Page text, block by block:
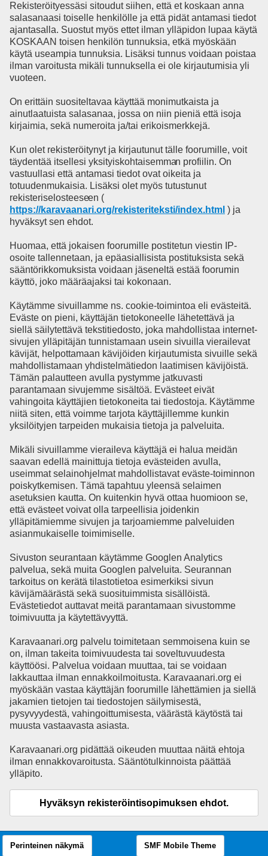
Rekisteröityessäsi sitoudut siihen, että et koskaan anna
salasanaasi toiselle henkilölle ja että pidät antamasi tiedot
ajantasalla. Suostut myös ettet ilman ylläpidon lupaa käytä
KOSKAAN toisen henkilön tunnuksia, etkä myöskään
käytä useampia tunnuksia. Lisäksi tunnus voidaan poistaa
ilman varoitusta mikäli tunnuksella ei ole kirjautumisia yli
vuoteen.
On erittäin suositeltavaa käyttää monimutkaista ja
ainutlaatuista salasanaa, jossa on niin pieniä että isoja
kirjaimia, sekä numeroita ja/tai erikoismerkkejä.
Kun olet rekisteröitynyt ja kirjautunut tälle foorumille, voit
täydentää itsellesi yksityiskohtaisemman profiilin. On
vastuullasi että antamasi tiedot ovat oikeita ja
totuudenmukaisia. Lisäksi olet myös tutustunut
rekisteriselosteeseen (
https://karavaanari.org/rekisteriteksti/index.html ) ja
hyväksyt sen ehdot.
Huomaa, että jokaisen foorumille postitetun viestin IP-
osoite tallennetaan, ja epäasiallisista postituksista sekä
sääntörikkomuksista voidaan jäseneltä estää foorumin
käyttö, joko määräajaksi tai kokonaan.
Käytämme sivuillamme ns. cookie-toimintoa eli evästeitä.
Eväste on pieni, käyttäjän tietokoneelle lähetettävä ja
siellä säilytettävä tekstitiedosto, joka mahdollistaa internet-
sivujen ylläpitäjän tunnistamaan usein sivuilla vierailevat
kävijät, helpottamaan kävijöiden kirjautumista sivuille sekä
mahdollistamaan yhdistelmätiedon laatimisen kävijöistä.
Tämän palautteen avulla pystymme jatkuvasti
parantamaan sivujemme sisältöä. Evästeet eivät
vahingoita käyttäjien tietokoneita tai tiedostoja. Käytämme
niitä siten, että voimme tarjota käyttäjillemme kunkin
yksilöityjen tarpeiden mukaisia tietoja ja palveluita.
Mikäli sivuillamme vieraileva käyttäjä ei halua meidän
saavan edellä mainittuja tietoja evästeiden avulla,
useimmat selainohjelmat mahdollistavat eväste-toiminnon
poiskytkemisen. Tämä tapahtuu yleensä selaimen
asetuksien kautta. On kuitenkin hyvä ottaa huomioon se,
että evästeet voivat olla tarpeellisia joidenkin
ylläpitämiemme sivujen ja tarjoamiemme palveluiden
asianmukaiselle toimimiselle.
Sivuston seurantaan käytämme Googlen Analytics
palvelua, sekä muita Googlen palveluita. Seurannan
tarkoitus on kerätä tilastotietoa esimerkiksi sivun
kävijämäärästä sekä suosituimmista sisällöistä.
Evästetiedot auttavat meitä parantamaan sivustomme
toimivuutta ja käytettävyyttä.
Karavaanari.org palvelu toimitetaan semmoisena kuin se
on, ilman takeita toimivuudesta tai soveltuvuudesta
käyttöösi. Palvelua voidaan muuttaa, tai se voidaan
lakkauttaa ilman ennakkoilmoitusta. Karavaanari.org ei
myöskään vastaa käyttäjän foorumille lähettämien ja siellä
jakamien tietojen tai tiedostojen säilymisestä,
pysyvyydestä, vahingoittumisesta, väärästä käytöstä tai
muusta vastaavasta asiasta.
Karavaanari.org pidättää oikeuden muuttaa näitä ehtoja
ilman ennakkovaroitusta. Sääntötulkinnoista päättää
ylläpito.
Hyväksyn rekisteröintisopimuksen ehdot.
Perinteinen näkymä SMF Mobile Theme